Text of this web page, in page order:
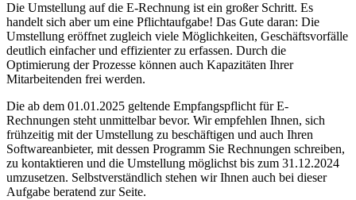
Die Umstellung auf die E-Rechnung ist ein großer Schritt. Es
handelt sich aber um eine Pflichtaufgabe! Das Gute daran: Die
Umstellung eröffnet zugleich viele Möglichkeiten, Geschäftsvorfälle
deutlich einfacher und effizienter zu erfassen. Durch die
Optimierung der Prozesse können auch Kapazitäten Ihrer
Mitarbeitenden frei werden.
Die ab dem 01.01.2025 geltende Empfangspflicht für E-
Rechnungen steht unmittelbar bevor. Wir empfehlen Ihnen, sich
frühzeitig mit der Umstellung zu beschäftigen und auch Ihren
Softwareanbieter, mit dessen Programm Sie Rechnungen schreiben,
zu kontaktieren und die Umstellung möglichst bis zum 31.12.2024
umzusetzen. Selbstverständlich stehen wir Ihnen auch bei dieser
Aufgabe beratend zur Seite.